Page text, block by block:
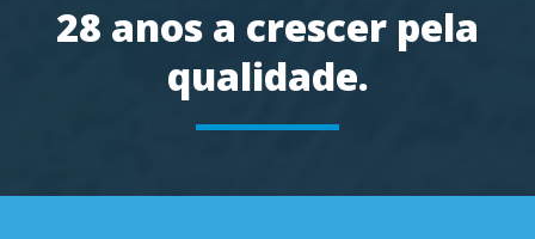
28 anos a crescer pela
qualidade.